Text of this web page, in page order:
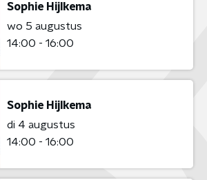
Sophie Hijlkema
wo 5 augustus
14:00 - 16:00
Sophie Hijlkema
di 4 augustus
14:00 - 16:00